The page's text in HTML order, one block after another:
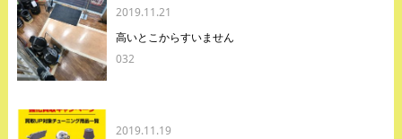
2019.11.21
高いとこからすいません
032
2019.11.19